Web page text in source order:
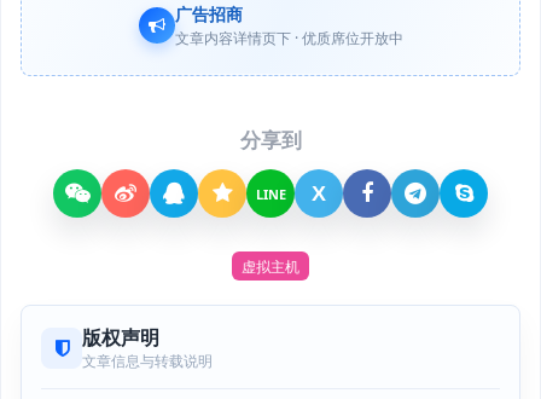
广告招商
文章内容详情页下 · 优质席位开放中
分享到
LINE X
虚拟主机
版权声明
文章信息与转载说明